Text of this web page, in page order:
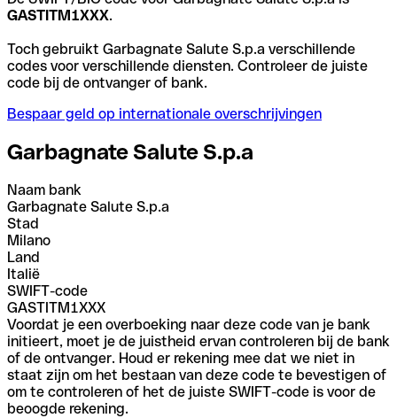
GASTITM1XXX.
Toch gebruikt Garbagnate Salute S.p.a verschillende
codes voor verschillende diensten. Controleer de juiste
code bij de ontvanger of bank.
Bespaar geld op internationale overschrijvingen
Garbagnate Salute S.p.a
Naam bank
Garbagnate Salute S.p.a
Stad
Milano
Land
Italië
SWIFT-code
GASTITM1XXX
Voordat je een overboeking naar deze code van je bank
initieert, moet je de juistheid ervan controleren bij de bank
of de ontvanger. Houd er rekening mee dat we niet in
staat zijn om het bestaan van deze code te bevestigen of
om te controleren of het de juiste SWIFT-code is voor de
beoogde rekening.